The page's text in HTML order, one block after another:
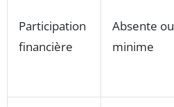
Participation
financière
Absente ou
minime